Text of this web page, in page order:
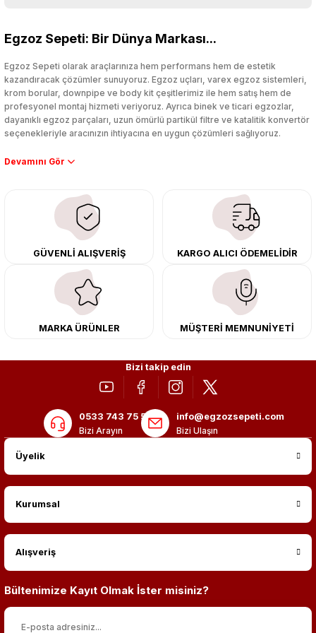
Titanyum Egzoz Sargı Bezi 10 Mt Yüksek Isı Koruma Özel Çırtlarıyla
6.000,00 TL
0.0 Puan - 0 Yorum
Seramik Amyant Sargı Bezi Isı Koruma 10 Mt Genişlik 5 CM
5.000,00 TL
2.999,00 TL
Egzoz Sepeti: Bir Dünya Markası...
Egzoz Sepeti olarak araçlarınıza hem performans hem de estetik
kazandıracak çözümler sunuyoruz. Egzoz uçları, varex egzoz sistemleri,
krom borular, downpipe ve body kit çeşitlerimiz ile hem satış hem de
profesyonel montaj hizmeti veriyoruz. Ayrıca binek ve ticari egzozlar,
dayanıklı egzoz parçaları, uzun ömürlü partikül filtre ve katalitik konvertör
seçenekleriyle aracınızın ihtiyacına en uygun çözümleri sağlıyoruz.
Performans artışı isteyen sürücüler için özel performans egzozları ve
çıkma orijinal ürünler ile yenileyebilir, body kit uygulamalarıyla aracınızın
tasarımını ve aerodinamisini üst seviyeye taşıyabilirsiniz.
Tüm ürünlerimiz orijinal, dayanıklı ve uzun ömürlüdür. İstanbul’daki montaj
merkezimizde profesyonel montaj yapıyor, Türkiye’nin her yerine güvenli
kargo ile teslimat gerçekleştiriyoruz. Aracınıza değer katmak için doğru
adres: Egzoz Sepeti.
GÜVENLİ ALIŞVERİŞ KARGO ALICI ÖDEMELİDİR
MARKA ÜRÜNLER MÜŞTERİ MEMNUNİYETİ
Bizi takip edin
0533 743 75 56
Bizi Arayın
info@egzozsepeti.com
Bizi Ulaşın
Üyelik
Kurumsal
Alışveriş
Bültenimize Kayıt Olmak İster misiniz?